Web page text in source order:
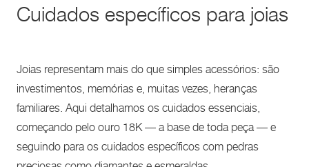
Cuidados específicos para joias
Joias representam mais do que simples acessórios: são
investimentos, memórias e, muitas vezes, heranças
familiares. Aqui detalhamos os cuidados essenciais,
começando pelo ouro 18K — a base de toda peça — e
seguindo para os cuidados específicos com pedras